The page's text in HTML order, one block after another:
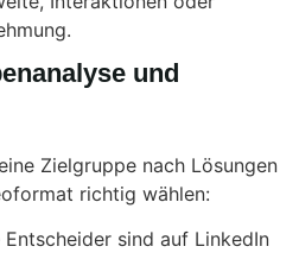
und
Zielgruppe nach Lösungen
richtig wählen:
Entscheider sind auf LinkedIn